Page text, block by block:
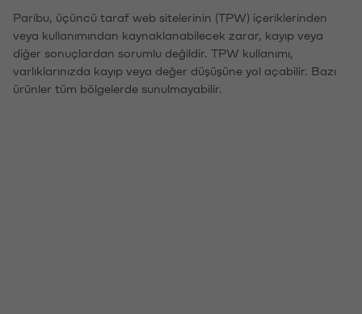
Paribu, üçüncü taraf web sitelerinin (TPW) içeriklerinden
veya kullanımından kaynaklanabilecek zarar, kayıp veya
diğer sonuçlardan sorumlu değildir. TPW kullanımı,
varlıklarınızda kayıp veya değer düşüşüne yol açabilir. Bazı
ürünler tüm bölgelerde sunulmayabilir.